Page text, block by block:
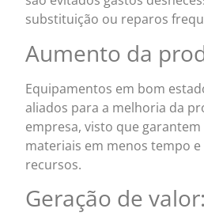
substituição ou reparos
Aumento da
Equipamentos em bom
aliados para a melhoria da
empresa, visto que
materiais em menos tempo
recursos.
Geração de valor: